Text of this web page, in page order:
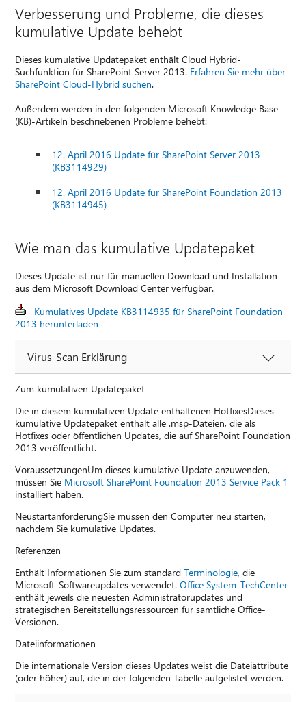
Verbesserung und Probleme, die dieses
kumulative Update behebt
Dieses kumulative Updatepaket enthält Cloud Hybrid-
Suchfunktion für SharePoint Server 2013. Erfahren Sie mehr über
SharePoint Cloud-Hybrid suchen.
Außerdem werden in den folgenden Microsoft Knowledge Base
(KB)-Artikeln beschriebenen Probleme behebt:
12. April 2016 Update für SharePoint Server 2013
(KB3114929)
12. April 2016 Update für SharePoint Foundation 2013
(KB3114945)
Wie man das kumulative Updatepaket
Dieses Update ist nur für manuellen Download und Installation
aus dem Microsoft Download Center verfügbar.
Kumulatives Update KB3114935 für SharePoint Foundation
2013 herunterladen
Virus-Scan Erklärung
Zum kumulativen Updatepaket
Die in diesem kumulativen Update enthaltenen HotfixesDieses
kumulative Updatepaket enthält alle .msp-Dateien, die als
Hotfixes oder öffentlichen Updates, die auf SharePoint Foundation
2013 veröffentlicht.
VoraussetzungenUm dieses kumulative Update anzuwenden,
müssen Sie Microsoft SharePoint Foundation 2013 Service Pack 1
installiert haben.
NeustartanforderungSie müssen den Computer neu starten,
nachdem Sie kumulative Updates.
Referenzen
Enthält Informationen Sie zum standardTerminologie, die
Microsoft-Softwareupdates verwendet.Office System-TechCenter
enthält jeweils die neuesten Administratorupdates und
strategischen Bereitstellungsressourcen für sämtliche Office-
Versionen.
Dateiinformationen
Die internationale Version dieses Updates weist die Dateiattribute
(oder höher) auf, die in der folgenden Tabelle aufgelistet werden.